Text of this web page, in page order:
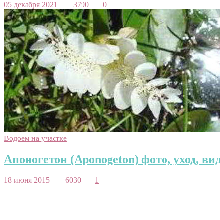
05 декабря 2021 3790 0
Водоем на участке
Апоногетон (Aponogeton) фото, уход,
18 июня 2015 6030 1